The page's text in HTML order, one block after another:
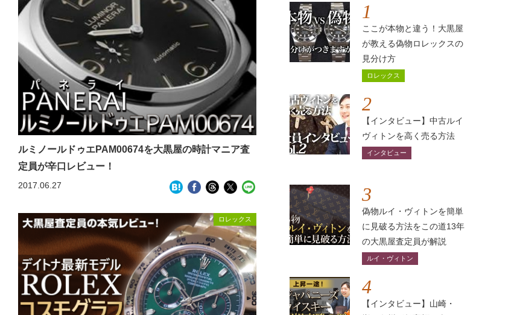
ルミノールドゥエPAM00674を大黒屋の時計マニア査
定員が辛口レビュー！
2017.06.27
ロレックス
1
ここが本物と違う！大黒屋
が教える偽物ロレックスの
見分け方
ロレックス
2
【インタビュー】中古ルイ
ヴィトンを高く売る方法
インタビュー
3
偽物ルイ・ヴィトンを簡単
に見破る方法をこの道13年
の大黒屋査定員が解説
ルイ・ヴィトン
4
【インタビュー】山崎・